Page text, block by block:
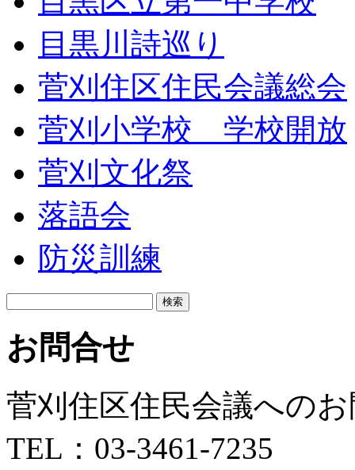
目黒川詩巡り
菅刈住区住民会議総会
菅刈小学校 学校開放
菅刈文化祭
落語会
防災訓練
お問合せ
菅刈住区住民会議への
TEL：03-3461-7235